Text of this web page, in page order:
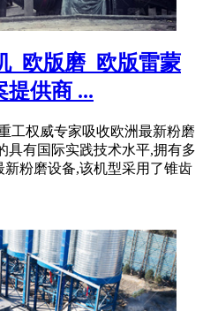
_欧版磨_欧版雷蒙
提供商 ...
工权威专家吸收欧洲最新粉磨
具有国际实践技术水平,拥有多
粉磨设备,该机型采用了锥齿